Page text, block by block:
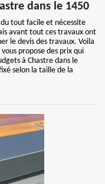
dans le 1450
tout facile et nécessite
avant tout ces travaux ont
le devis des travaux. Voila
propose des prix qui
à Chastre dans le
selon la taille de la